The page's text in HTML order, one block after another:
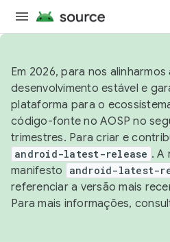
Em 2026, para nos
desenvolvimento estável e
plataforma para o
código-fonte no AOSP no
trimestres. Para criar e
android-latest-release . A
manifesto
android-latest-
referenciar a versão mais
Para mais informações,